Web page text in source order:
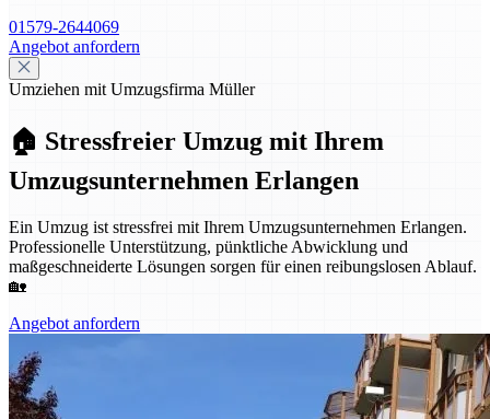
01579-2644069
Angebot anfordern
Umziehen mit Umzugsfirma Müller
🏠 Stressfreier Umzug mit Ihrem
Umzugsunternehmen Erlangen
Ein Umzug ist stressfrei mit Ihrem Umzugsunternehmen Erlangen.
Professionelle Unterstützung, pünktliche Abwicklung und
maßgeschneiderte Lösungen sorgen für einen reibungslosen Ablauf.
🏡
Angebot anfordern